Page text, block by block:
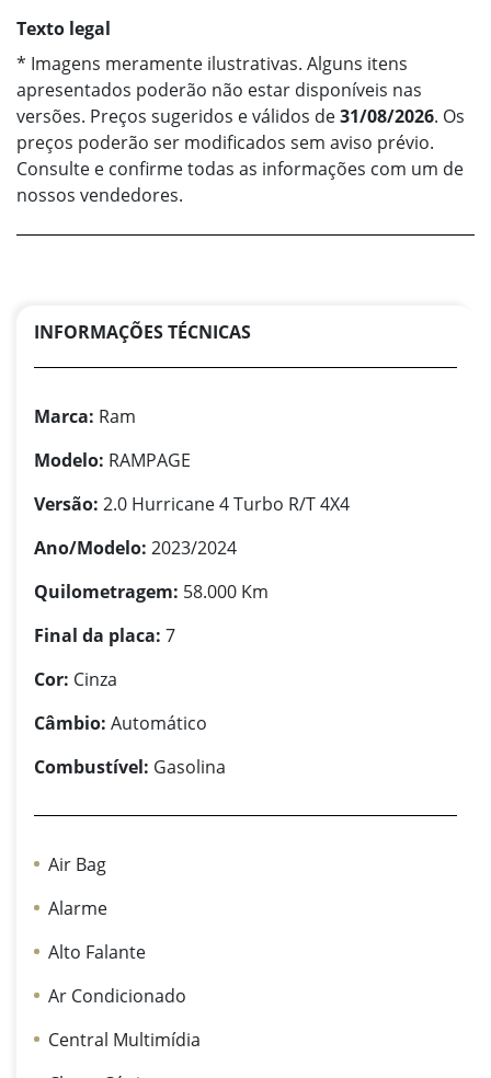
Texto legal
* Imagens meramente ilustrativas. Alguns itens
apresentados poderão não estar disponíveis nas
versões. Preços sugeridos e válidos de31/08/2026. Os
preços poderão ser modificados sem aviso prévio.
Consulte e confirme todas as informações com um de
nossos vendedores.
INFORMAÇÕES TÉCNICAS
Marca: Ram
Modelo: RAMPAGE
Versão: 2.0 Hurricane 4 Turbo R/T 4X4
Ano/Modelo: 2023/2024
Quilometragem: 58.000 Km
Final da placa: 7
Cor: Cinza
Câmbio: Automático
Combustível: Gasolina
Air Bag
Alarme
Alto Falante
Ar Condicionado
Central Multimídia